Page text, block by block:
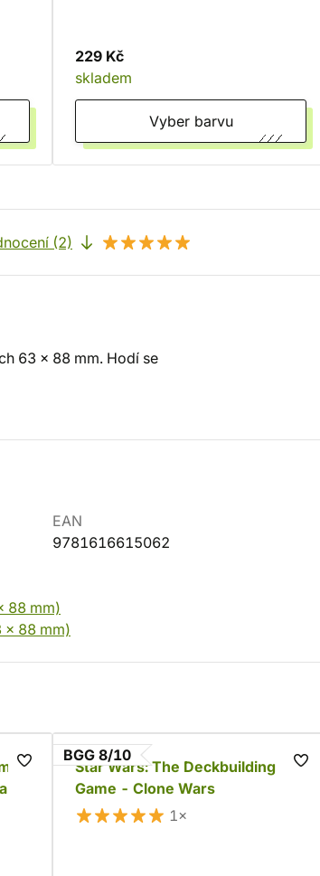
Gooseberry
Blossom
229 Kč
skladem
Vyber barvu
(2)
63 x 88 mm. Hodí se
EAN
9781616615062
88 mm)
x 88 mm)
BGG 8/10
Star Wars: The Deckbuilding
Game - Clone Wars
1×